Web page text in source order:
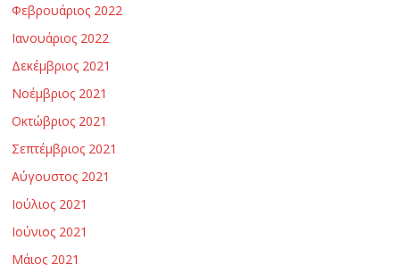
Φεβρουάριος 2022
Ιανουάριος 2022
Δεκέμβριος 2021
Νοέμβριος 2021
Οκτώβριος 2021
Σεπτέμβριος 2021
Αύγουστος 2021
Ιούλιος 2021
Ιούνιος 2021
Μάιος 2021